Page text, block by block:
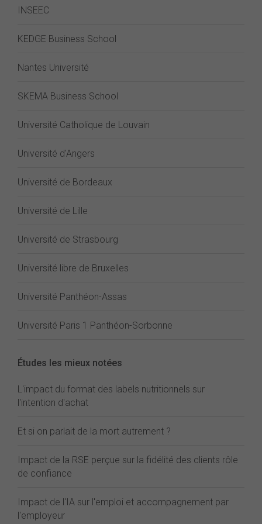
INSEEC
KEDGE Business School
Nantes Université
SKEMA Business School
Université Catholique de Louvain
Université d'Angers
Université de Bordeaux
Université de Lille
Université de Strasbourg
Université libre de Bruxelles
Université Panthéon-Assas
Université Paris 1 Panthéon-Sorbonne
Études les mieux notées
L'impact du format des labels nutritionnels sur
l'intention d'achat
Et si on parlait de la mort autrement ?
Impact de la RSE perçue sur la fidélité des clients rôle
de confiance
Impact de l'IA sur l'emploi et accompagnement par
l'employeur